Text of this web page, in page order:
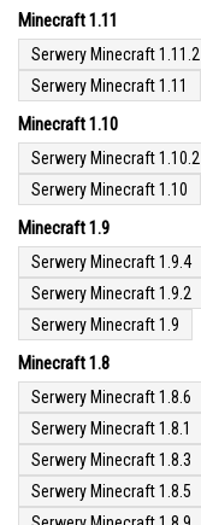
Minecraft 1.11
Serwery Minecraft 1.11.2
Serwery Minecraft 1.11
Minecraft 1.10
Serwery Minecraft 1.10.2
Serwery Minecraft 1.10
Minecraft 1.9
Serwery Minecraft 1.9.4
Serwery Minecraft 1.9.2
Serwery Minecraft 1.9
Minecraft 1.8
Serwery Minecraft 1.8.6
Serwery Minecraft 1.8.1
Serwery Minecraft 1.8.3
Serwery Minecraft 1.8.5